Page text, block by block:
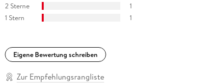
2 Sterne
1
1 Stern
1
Eigene Bewertung schreiben
Zur Empfehlungsrangliste